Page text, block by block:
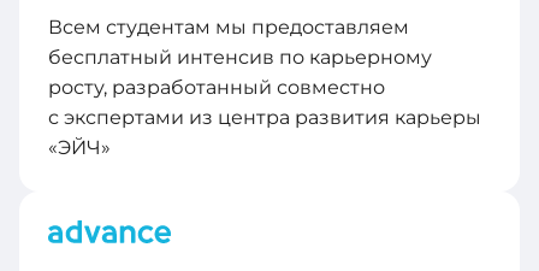
Всем студентам мы предоставляем
бесплатный интенсив по карьерному
росту, разработанный совместно
с экспертами из центра развития карьеры
«ЭЙЧ»